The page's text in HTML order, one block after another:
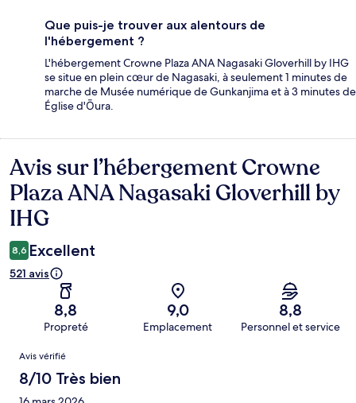
Que puis-je trouver aux alentours de
l'hébergement ?
L'hébergement Crowne Plaza ANA Nagasaki Gloverhill by IHG
se situe en plein cœur de Nagasaki, à seulement 1 minutes de
marche de Musée numérique de Gunkanjima et à 3 minutes de
Église d'Ōura.
Avis
Avis sur l’hébergement Crowne
Plaza ANA Nagasaki Gloverhill by
IHG
8,6 Excellent
521 avis
8,8
Propreté
9,0
Emplacement
8,8
Personnel et service
Avis
Avis vérifié
8/10 Très bien